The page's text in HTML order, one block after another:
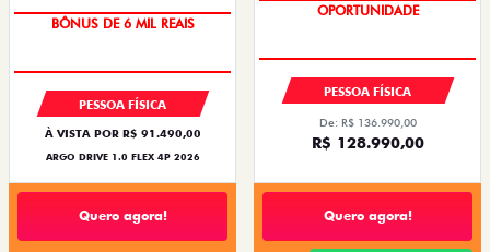
TAXA ZERO
PESSOA FÍSICA
À VISTA POR R$ 91.490,00
ARGO DRIVE 1.0 FLEX 4P 2026
Quero agora!
OPORTUNIDADE
PESSOA FÍSICA
De: R$ 136.990,00
R$ 128.990,00
Quero agora!